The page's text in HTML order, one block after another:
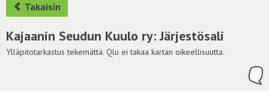
Käyttöohje
Yhteydenottopyyntö
Takaisin
Kajaanin Seudun Kuulo ry: Järjestösali
Ylläpitotarkastus tekemättä. Qlu ei takaa kartan oikeellisuutta.